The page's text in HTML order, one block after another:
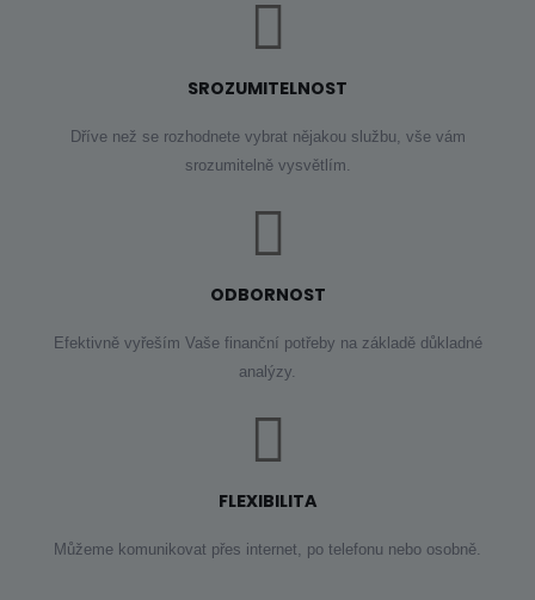
SROZUMITELNOST
Dříve než se rozhodnete vybrat nějakou službu, vše vám
srozumitelně vysvětlím.
ODBORNOST
Efektivně vyřeším Vaše finanční potřeby na základě důkladné
analýzy.
FLEXIBILITA
Můžeme komunikovat přes internet, po telefonu nebo osobně.